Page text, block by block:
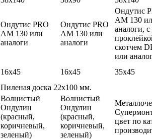
Ондутис PRO
АМ 130 или
аналоги
Ондутис PRO
АМ 130 или
аналоги
Ондутис
АМ 130
аналоги, с
скотчем
или
16х45 16х45
35х45
Пиленая доска 22х100 мм.
Волнистый
Ондулин
(красный,
коричневый,
зеленый)
Волнистый
Ондулин
(красный,
коричневый,
зеленый)
цвет по